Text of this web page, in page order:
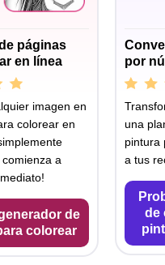
páginas
en línea
imagen en
colorear en
a
de
colorear
por
una
pintura
a tus
de